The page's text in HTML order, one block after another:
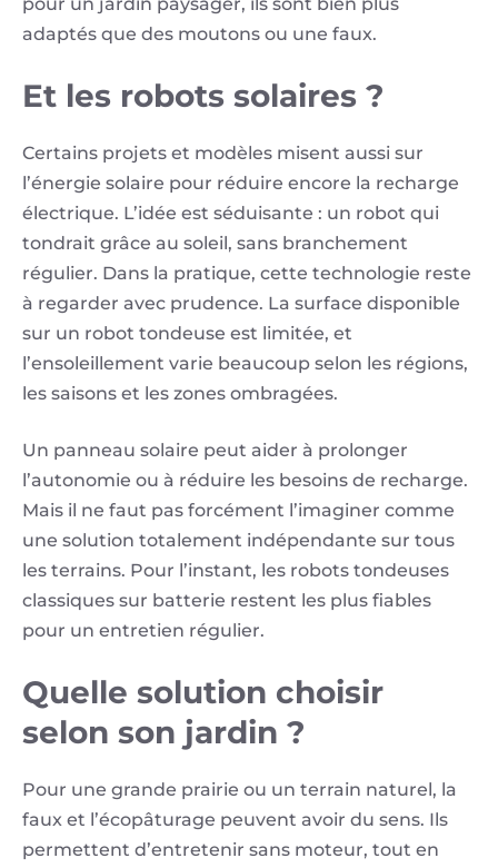
adaptés que des moutons ou une faux.
Et les robots solaires ?
Certains projets et modèles misent aussi sur
l’énergie solaire pour réduire encore la recharge
électrique. L’idée est séduisante : un robot qui
tondrait grâce au soleil, sans branchement
régulier. Dans la pratique, cette technologie reste
à regarder avec prudence. La surface disponible
sur un robot tondeuse est limitée, et
l’ensoleillement varie beaucoup selon les régions,
les saisons et les zones ombragées.
Un panneau solaire peut aider à prolonger
l’autonomie ou à réduire les besoins de recharge.
Mais il ne faut pas forcément l’imaginer comme
une solution totalement indépendante sur tous
les terrains. Pour l’instant, les robots tondeuses
classiques sur batterie restent les plus fiables
pour un entretien régulier.
Quelle solution choisir
selon son jardin ?
Pour une grande prairie ou un terrain naturel, la
faux et l’écopâturage peuvent avoir du sens. Ils
permettent d’entretenir sans moteur, tout en